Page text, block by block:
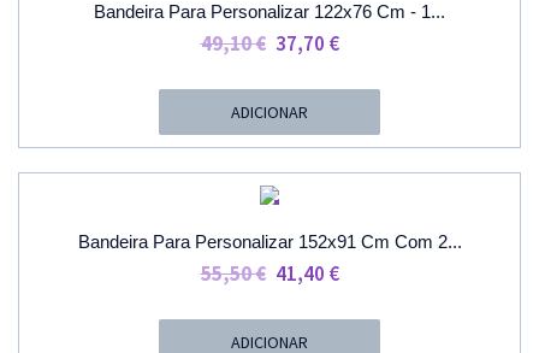
Bandeira Para Personalizar 122x76 Cm - 1...
49,10€ O
Original
Era:
49,10 €.
37,70 €O
É:
37,70 €.
ADICIONAR
Bandeira Para Personalizar 152x91 Cm Com 2...
55,50€ O
Original
41,40 €O
ADICIONAR